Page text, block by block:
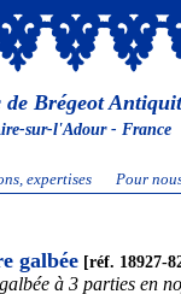
Brégeot
sur-l'Adour - France
expertises Pour
galbée [réf. 18927-
à 3 parties en